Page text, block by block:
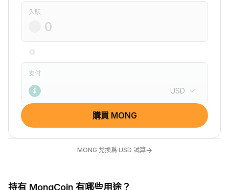
入賬
支付
$ USD
購買 MONG
MONG 兌換爲 USD 試算→
持有 MongCoin 有哪些用途？